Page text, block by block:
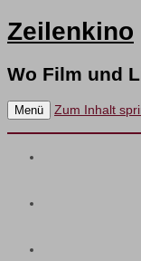
Zeilenkino
Wo Film und
Menü Zum Inhalt